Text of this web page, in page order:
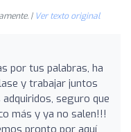
| Ver texto original
por tus palabras, ha
y trabajar juntos
seguro que
más y ya no salen!!!
pronto por aquí